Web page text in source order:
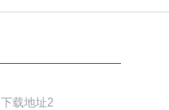
下载地址2